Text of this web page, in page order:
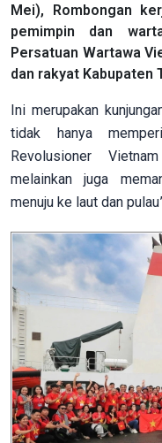
Mei), Rombongan
pemimpin dan
Persatuan Wartawa
dan rakyat Kabupaten
Ini merupakan
tidak hanya
Revolusioner
melainkan juga
menuju ke laut dan